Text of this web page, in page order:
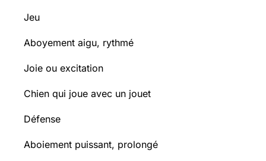
Jeu
Aboyement aigu, rythmé
Joie ou excitation
Chien qui joue avec un jouet
Défense
Aboiement puissant, prolongé